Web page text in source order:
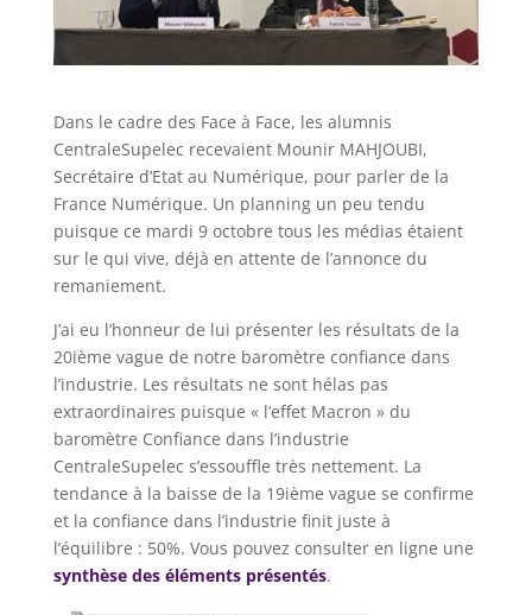
Dans le cadre des Face à Face, les alumnis
CentraleSupelec recevaient Mounir MAHJOUBI,
Secrétaire d’Etat au Numérique, pour parler de la
France Numérique. Un planning un peu tendu
puisque ce mardi 9 octobre tous les médias étaient
sur le qui vive, déjà en attente de l’annonce du
remaniement.
J’ai eu l’honneur de lui présenter les résultats de la
20ième vague de notre baromètre confiance dans
l’industrie. Les résultats ne sont hélas pas
extraordinaires puisque « l’effet Macron » du
baromètre Confiance dans l’industrie
CentraleSupelec s’essouffle très nettement. La
tendance à la baisse de la 19ième vague se confirme
et la confiance dans l’industrie finit juste à
l’équilibre : 50%. Vous pouvez consulter en ligne une
synthèse des éléments présentés.